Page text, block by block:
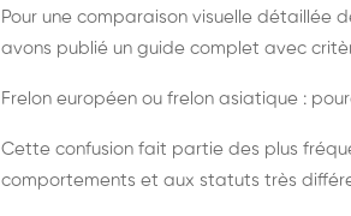
Pour une comparaison visuelle détaillée
avons publié un guide complet avec
Frelon européen ou frelon asiatique :
Cette confusion fait partie des plus
comportements et aux statuts très